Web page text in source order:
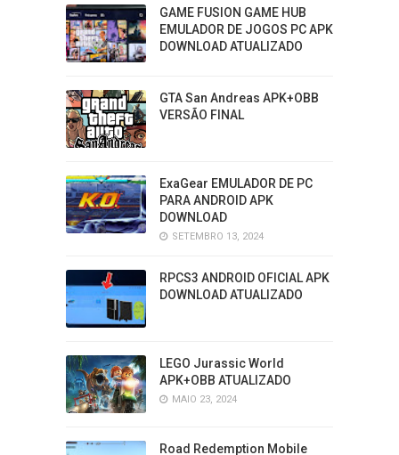
GAME FUSION GAME HUB
EMULADOR DE JOGOS PC APK
DOWNLOAD ATUALIZADO
GTA San Andreas APK+OBB
VERSÃO FINAL
ExaGear EMULADOR DE PC
PARA ANDROID APK
DOWNLOAD
SETEMBRO 13, 2024
RPCS3 ANDROID OFICIAL APK
DOWNLOAD ATUALIZADO
LEGO Jurassic World
APK+OBB ATUALIZADO
MAIO 23, 2024
Road Redemption Mobile